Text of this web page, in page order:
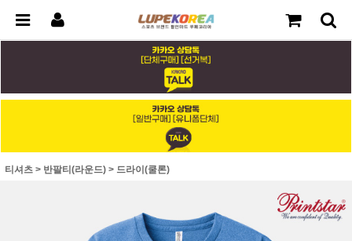
티셔츠 > 반팔티(라운드) > 드라이(쿨론)